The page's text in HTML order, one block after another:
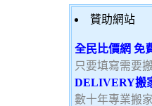
贊助網站
全民比價網 免
只要填寫需要
DELIVERY搬
數十年專業搬